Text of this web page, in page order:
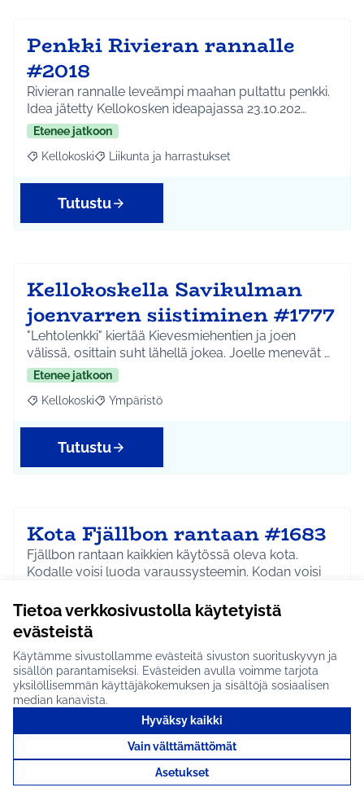
Tietoa verkkosivustolla käytetyistä
evästeistä
Käytämme sivustollamme evästeitä sivuston suorituskyvyn ja
sisällön parantamiseksi. Evästeiden avulla voimme tarjota
yksilöllisemmän käyttäjäkokemuksen ja sisältöjä sosiaalisen
median kanavista.
Hyväksy kaikki
Vain välttämättömät
Asetukset
Penkki Rivieran rannalle
#2018
Rivieran rannalle leveämpi maahan pultattu penkki.
Idea jätetty Kellokosken ideapajassa 23.10.202…
Etenee jatkoon
Rajaa tulokset aihepiirin mukaan: Kellokoski
Kellokoski Rajaa tulokset teeman mukaan: Liikunta ja
Liikunta ja harrastukset
Tutustu
Kellokoskella Savikulman
joenvarren siistiminen #1777
"Lehtolenkki" kiertää Kievesmiehentien ja joen
välissä, osittain suht lähellä jokea. Joelle menevät …
Etenee jatkoon
Rajaa tulokset aihepiirin mukaan: Kellokoski
Kellokoski Rajaa tulokset teeman mukaan: Ympäristö
Ympäristö
Tutustu
Kota Fjällbon rantaan #1683
Fjällbon rantaan kaikkien käytössä oleva kota.
Kodalle voisi luoda varaussysteemin. Kodan voisi
Ei etene jatkoon
Hyrylä Ympäristö
Tutustu
Suorat yhteydet Kamppiin
#2111